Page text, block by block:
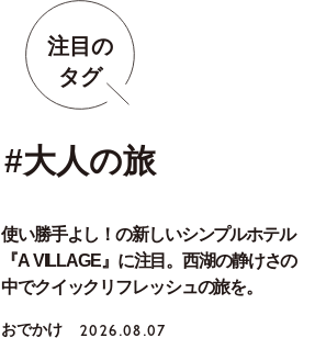
注目の
タグ
#大人の旅
使い勝手よし！の新しいシンプルホテル
『A VILLAGE』に注目。西湖の静けさの
中でクイックリフレッシュの旅を。
おでかけ 2026.08.07